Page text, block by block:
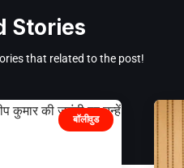
Stories
that related to the post!
बॉलीवुड